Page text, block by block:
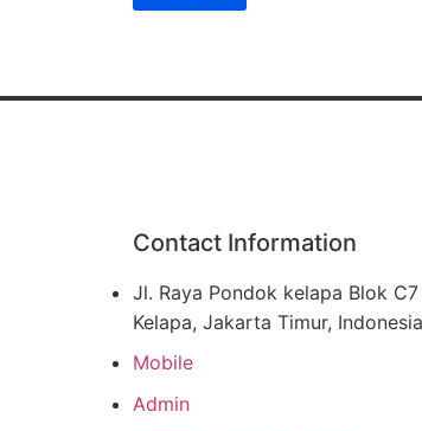
Contact Information
Jl. Raya Pondok kelapa Blok
Kelapa, Jakarta Timur, Indonesia
Mobile
Admin